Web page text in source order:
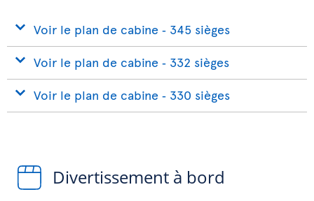
Voir le plan de cabine ‐ 345 sièges
Voir le plan de cabine ‐ 332 sièges
Voir le plan de cabine ‐ 330 sièges
Divertissement à bord